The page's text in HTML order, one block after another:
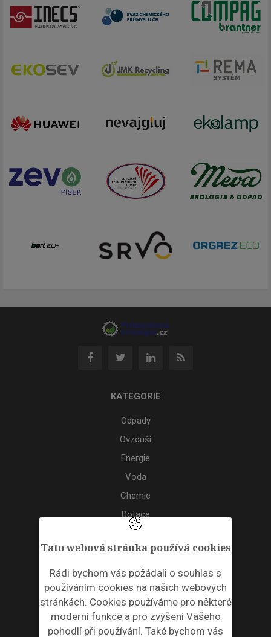
Tato webová stránka používá cookies
Rádi bychom vás požádali o souhlas s
používáním cookies na našich webových
stránkách. Cookies používáme pro některé
moderní funkce a pro zvýšení Vašeho
pohodlí při používání. Také bychom vás
KATEGORIE
Odpady
Ovzduší
Energie
Voda
Chemie
Dotace
Akce
ODPADNÍ PLASTY
NEWSLETTER